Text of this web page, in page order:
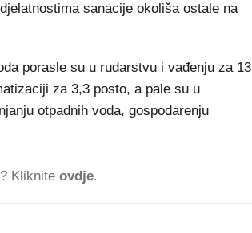
sanacije okoliša ostale na
porasle su u rudarstvu i vađenju za 13
za 3,3 posto, a pale su u
otpadnih voda, gospodarenju
Kliknite ovdje.